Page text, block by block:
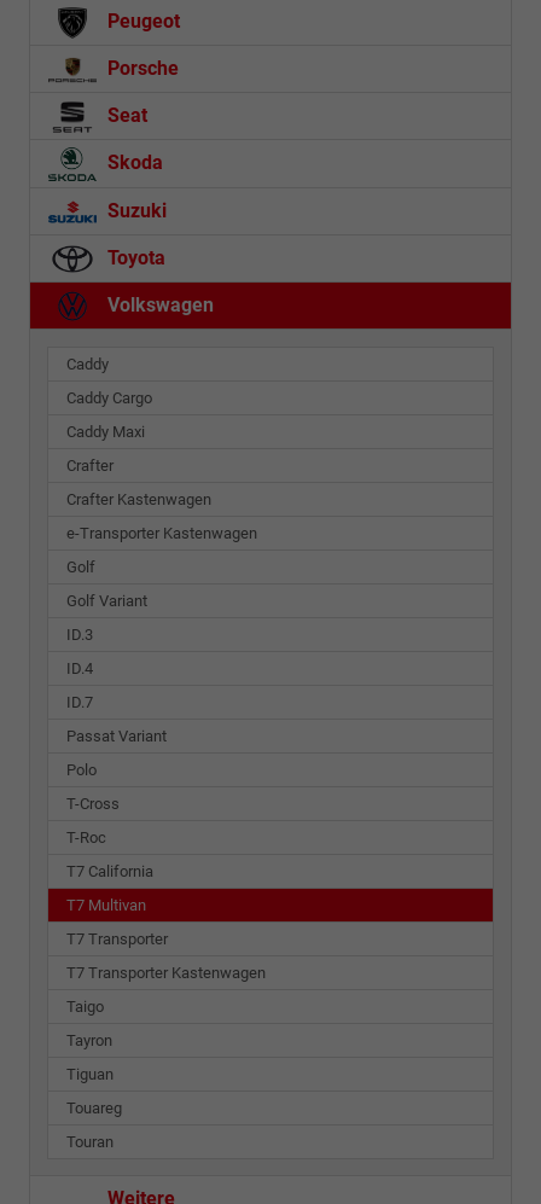
Peugeot
Porsche
Seat
Skoda
Suzuki
Toyota
Volkswagen
Caddy
Caddy Cargo
Caddy Maxi
Crafter
Crafter Kastenwagen
e-Transporter Kastenwagen
Golf
Golf Variant
ID.3
ID.4
ID.7
Passat Variant
Polo
T-Cross
T-Roc
T7 California
T7 Multivan
T7 Transporter
T7 Transporter Kastenwagen
Taigo
Tayron
Tiguan
Touareg
Touran
Weitere